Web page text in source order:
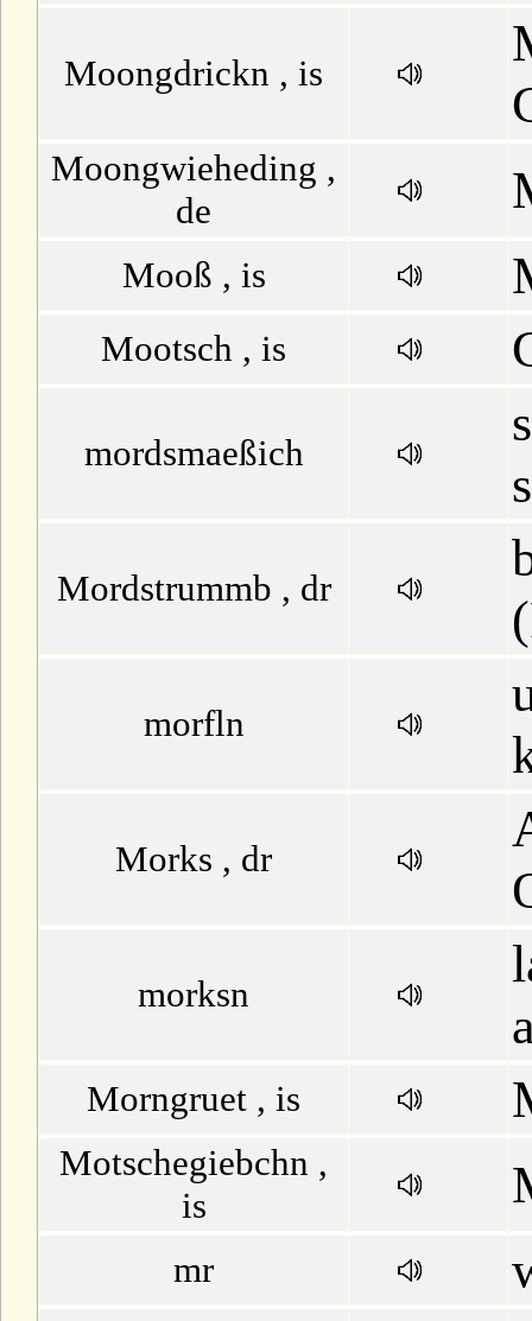
Moongdrickn , is
Moongwieheding ,
de
Mooß , is
Mootsch , is
mordsmaeßich
Mordstrummb , dr
morfln
Morks , dr
morksn
Morngruet , is
Motschegiebchn ,
is
mr